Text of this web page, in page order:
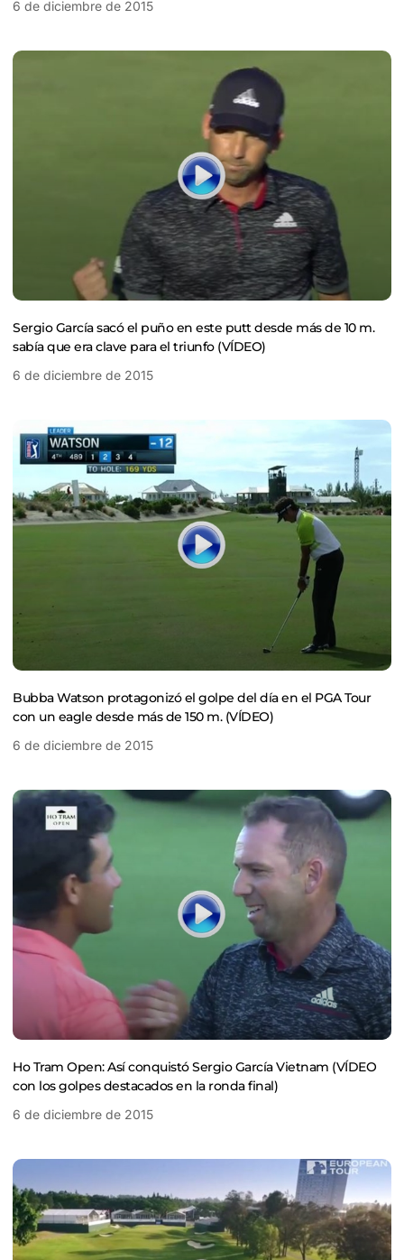
6 de diciembre de 2015
Sergio García sacó el puño en este putt desde más de 10 m.
sabía que era clave para el triunfo (VÍDEO)
6 de diciembre de 2015
Bubba Watson protagonizó el golpe del día en el PGA Tour
con un eagle desde más de 150 m. (VÍDEO)
6 de diciembre de 2015
Ho Tram Open: Así conquistó Sergio García Vietnam (VÍDEO
con los golpes destacados en la ronda final)
6 de diciembre de 2015